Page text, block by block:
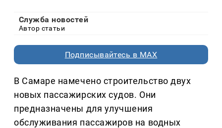
Служба новостей
Автор статьи
Подписывайтесь в MAX
В Самаре намечено строительство двух
новых пассажирских судов. Они
предназначены для улучшения
обслуживания пассажиров на водных